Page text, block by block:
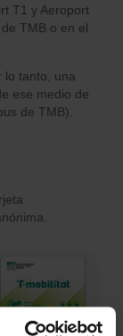
T1 y Aeroport
TMB o en el
lo tanto, una
ese medio de
de TMB).